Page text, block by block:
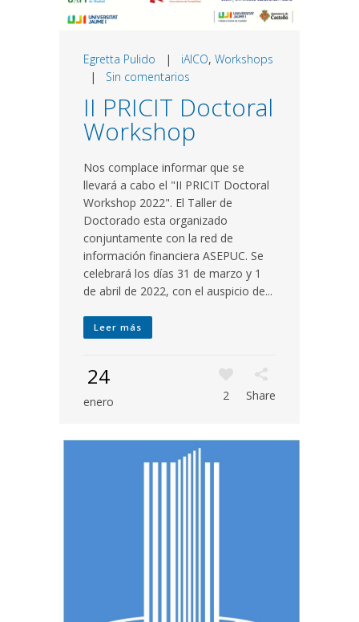
Egretta Pulido | iAICO, Workshops
| Sin comentarios
II PRICIT Doctoral
Workshop
Nos complace informar que se
llevará a cabo el "II PRICIT Doctoral
Workshop 2022". El Taller de
Doctorado esta organizado
conjuntamente con la red de
información financiera ASEPUC. Se
celebrará los días 31 de marzo y 1
de abril de 2022, con el auspicio de...
Leer más
24
enero 2 Share